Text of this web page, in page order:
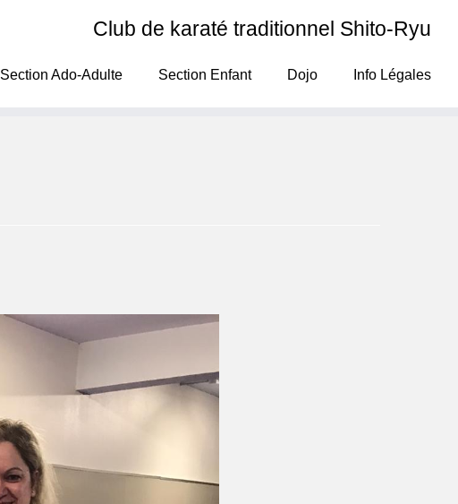
Club de karaté traditionnel Shito-Ryu
Section Ado-Adulte Section Enfant Dojo Info Légales